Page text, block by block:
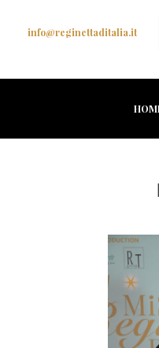
info@reginettaditalia.it